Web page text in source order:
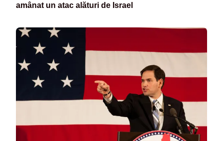
amânat un atac alături de Israel